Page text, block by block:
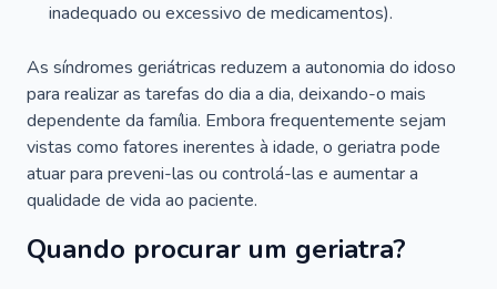
inadequado ou excessivo de medicamentos).
As síndromes geriátricas reduzem a autonomia do idoso
para realizar as tarefas do dia a dia, deixando-o mais
dependente da família. Embora frequentemente sejam
vistas como fatores inerentes à idade, o geriatra pode
atuar para preveni-las ou controlá-las e aumentar a
qualidade de vida ao paciente.
Quando procurar um geriatra?